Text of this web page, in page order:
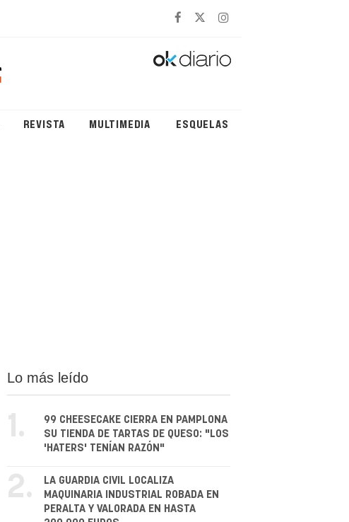
REVISTA MULTIMEDIA ESQUELAS
Lo más leído
1.
99 CHEESECAKE CIERRA EN PAMPLONA
SU TIENDA DE TARTAS DE QUESO: "LOS
'HATERS' TENÍAN RAZÓN"
2.
LA GUARDIA CIVIL LOCALIZA
MAQUINARIA INDUSTRIAL ROBADA EN
PERALTA Y VALORADA EN HASTA